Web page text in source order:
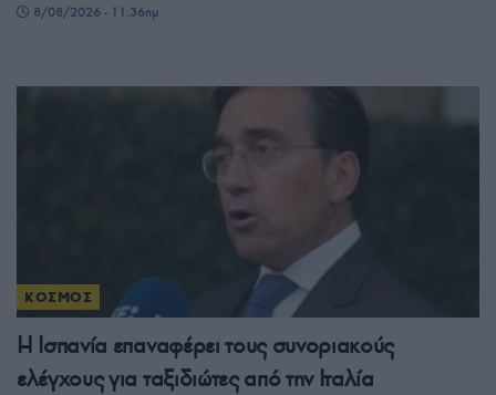
8/08/2026 - 11:36πμ
ΚΟΣΜΟΣ
Η Ισπανία επαναφέρει τους συνοριακούς
ελέγχους για ταξιδιώτες από την Ιταλία